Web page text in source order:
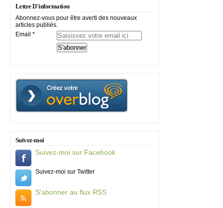
Lettre D'information
Abonnez-vous pour être averti des nouveaux
articles publiés.
Email
Suivez-moi
Suivez-moi sur Facebook
Suivez-moi sur Twitter
S'abonner au flux RSS